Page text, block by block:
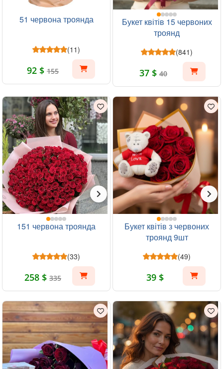
51 червона троянда
(11)
92 $ 155
Букет квітів 15 червоних
троянд
(841)
37 $ 40
151 червона троянда
(33)
258 $ 335
Букет квітів з червоних
троянд 9шт
(49)
39 $